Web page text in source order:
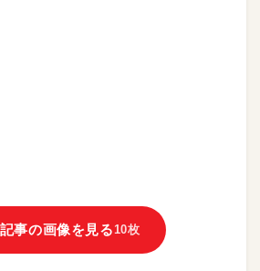
事の画像を見る10枚